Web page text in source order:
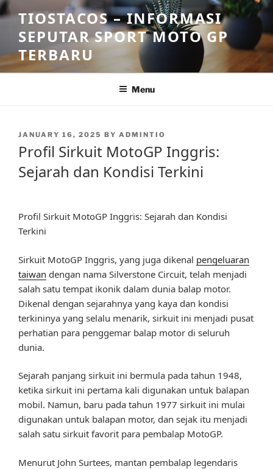
Skip
to
content
TIOSTACOS – INFORMASI
SEPUTAR SPORT MOTO GP
TERBARU
Menu
POSTED
JANUARY 16, 2025 BY ADMINTIO
Profil Sirkuit MotoGP Inggris:
Sejarah dan Kondisi Terkini
Profil Sirkuit MotoGP Inggris: Sejarah dan Kondisi
Terkini
Sirkuit MotoGP Inggris, yang juga dikenal pengeluaran
taiwan dengan nama Silverstone Circuit, telah menjadi
salah satu tempat ikonik dalam dunia balap motor.
Dikenal dengan sejarahnya yang kaya dan kondisi
terkininya yang selalu menarik, sirkuit ini menjadi pusat
perhatian para penggemar balap motor di seluruh
dunia.
Sejarah panjang sirkuit ini bermula pada tahun 1948,
ketika sirkuit ini pertama kali digunakan untuk balapan
mobil. Namun, baru pada tahun 1977 sirkuit ini mulai
digunakan untuk balapan motor, dan sejak itu menjadi
salah satu sirkuit favorit para pembalap MotoGP.
Menurut John Surtees, mantan pembalap legendaris